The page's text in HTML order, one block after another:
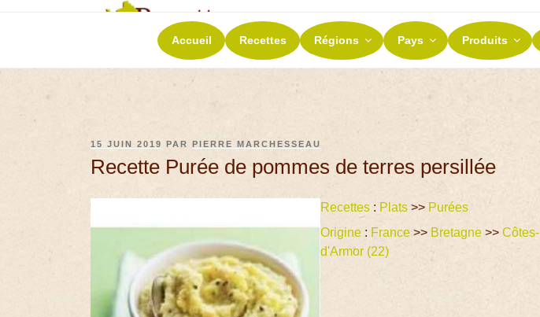
RECETTES ET TERROIRS
La richesse de nos terroirs
Accueil Recettes Régions Pays Produits
15 JUIN 2019 PARPIERRE MARCHESSEAU
Recette Purée de pommes de terres persillée
Recettes : Plats >> Purées
Origine : France >> Bretagne >>Côtes-
d'Armor (22)